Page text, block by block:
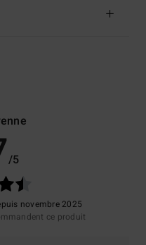
/5
novembre 2025
ce produit